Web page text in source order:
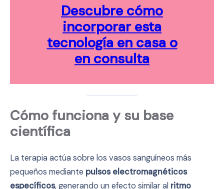
Descubre cómo
incorporar esta
tecnología en casa o
en consulta
Cómo funciona y su base
científica
La terapia actúa sobre los vasos sanguíneos más
pequeños mediante pulsos electromagnéticos
específicos, generando un efecto similar al ritmo